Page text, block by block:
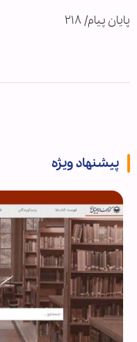
پایان پیام/ ۲۱۸
پیشنهاد ویژه